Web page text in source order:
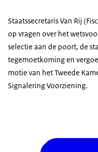
Staatssecretaris Van Rij
op vragen over het
selectie aan de poort, de
tegemoetkoming en
motie van het Tweede
Signalering Voorziening.